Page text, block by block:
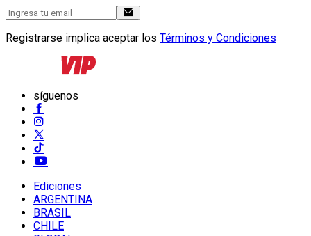
Registrarse implica aceptar los Términos y Condiciones
síguenos
Ediciones
ARGENTINA
BRASIL
CHILE